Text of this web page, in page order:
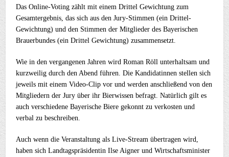
Das Online-Voting zählt mit einem Drittel Gewichtung zum
Gesamtergebnis, das sich aus den Jury-Stimmen (ein Drittel-
Gewichtung) und den Stimmen der Mitglieder des Bayerischen
Brauerbundes (ein Drittel Gewichtung) zusammensetzt.
Wie in den vergangenen Jahren wird Roman Röll unterhaltsam und
kurzweilig durch den Abend führen. Die Kandidatinnen stellen sich
jeweils mit einem Video-Clip vor und werden anschließend von den
Mitgliedern der Jury über ihr Bierwissen befragt. Natürlich gilt es
auch verschiedene Bayerische Biere gekonnt zu verkosten und
verbal zu beschreiben.
Auch wenn die Veranstaltung als Live-Stream übertragen wird,
haben sich Landtagspräsidentin Ilse Aigner und Wirtschaftsminister